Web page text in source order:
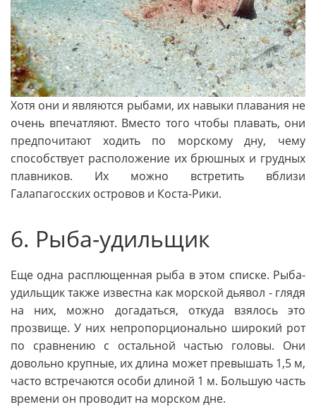
Хотя они и являются рыбами, их навыки плавания не
очень впечатляют. Вместо того чтобы плавать, они
предпочитают ходить по морскому дну, чему
способствует расположение их брюшных и грудных
плавников. Их можно встретить вблизи
Галапагосских островов и Коста-Рики.
6. Рыба-удильщик
Еще одна расплющенная рыба в этом списке. Рыба-
удильщик также известна как морской дьявол - глядя
на них, можно догадаться, откуда взялось это
прозвище. У них непропорционально широкий рот
по сравнению с остальной частью головы. Они
довольно крупные, их длина может превышать 1,5 м,
часто встречаются особи длиной 1 м. Большую часть
времени он проводит на морском дне.